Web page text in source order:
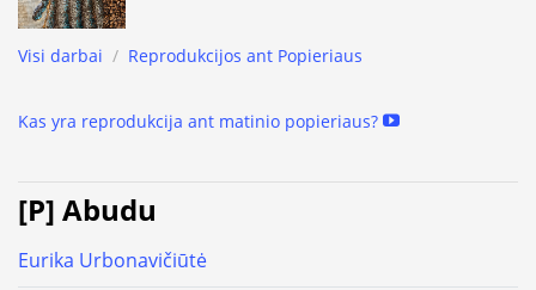
Visi darbai / Reprodukcijos ant Popieriaus
Kas yra reprodukcija ant matinio popieriaus?
[P] Abudu
Eurika Urbonavičiūtė